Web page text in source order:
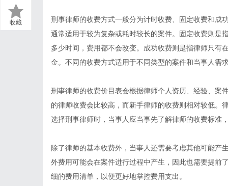
收藏
刑事律师的收费方式一般分为计时收费、固定收费和成
通常适用于较为复杂或耗时较长的案件。固定收费则是
多少时间，费用都不会改变。成功收费则是指律师只有
金。不同的收费方式适用于不同类型的案件和当事人需
刑事律师的收费价目表会根据律师个人资历、经验、案
的律师收费会比较高，而新手律师的收费则相对较低。
选择刑事律师时，当事人应当事先了解律师的收费标准
除了律师的基本收费外，当事人还需要考虑其他可能产
外费用可能会在案件进行过程中产生，因此也需要提前
细的费用清单，以便更好地掌控费用支出。